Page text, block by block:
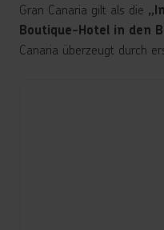
Gran Canaria gilt als die
Boutique-Hotel in den
Canaria überzeugt durch